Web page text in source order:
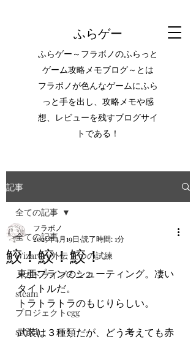
ふらゲー
ふらゲー～フラボノのふらっと
ゲーム攻略メモブログ～とは
フラボノが色んなゲームにふら
っと手を出し、攻略メモや感
想、レビューを残すブログサイ
トである！
記事
全ての記事
Wizardry外伝 五つの試練
メガドライブミニ２
steam
プロジェクトegg
switch
全ての記事
鮫！鮫！鮫！
フラボノ
2025年4月19日 読了時間: 1分
東亜プランのシューティング。凄い
タイトルだ。
トラトラトラのもじりらしい。
武装は３種類だが、どう考えても赤